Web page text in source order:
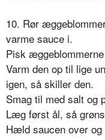
10. Rør
varme sauce i.
Pisk
Varm den op til lige
igen, så skiller den.
Smag til med salt og
Læg først ål, så
Hæld saucen over